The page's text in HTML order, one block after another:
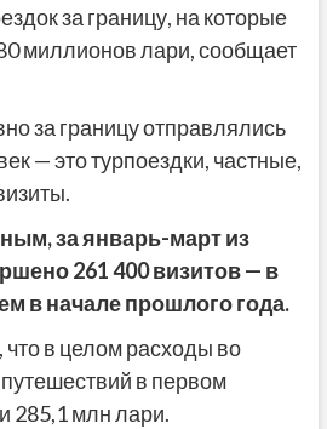
за границу, на которые
миллионов лари, сообщает
за границу отправлялись
— это турпоездки, частные,
за январь-март из
261 400 визитов — в
в начале прошлого года.
что в целом расходы во
в первом
285,1 млн лари.